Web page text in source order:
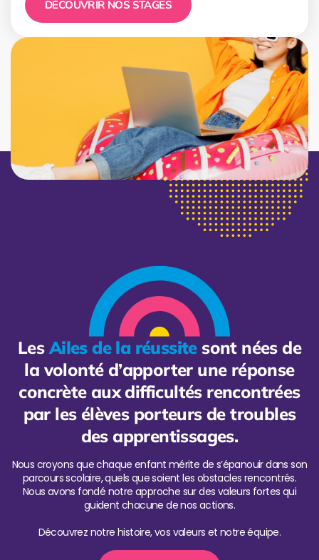
DÉCOUVRIR NOS STAGES
LesAiles de la réussitesont nées de
la volonté d’apporter une réponse
concrète aux difficultés rencontrées
par les élèves porteurs de troubles
des apprentissages.
Nous croyons que chaque enfant mérite de s’épanouir dans son
parcours scolaire, quels que soient les obstacles rencontrés.
Nous avons fondé notre approche sur des valeurs fortes qui
guident chacune de nos actions.
Découvrez notre histoire, vos valeurs et notre équipe.